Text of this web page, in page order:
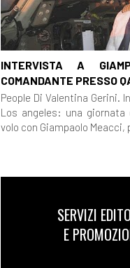
INTERVISTA A
COMANDANTE PRESSO
People Di Valentina Gerini.
Los angeles: una giornata
volo con Giampaolo Meacci,
SERVIZI
E